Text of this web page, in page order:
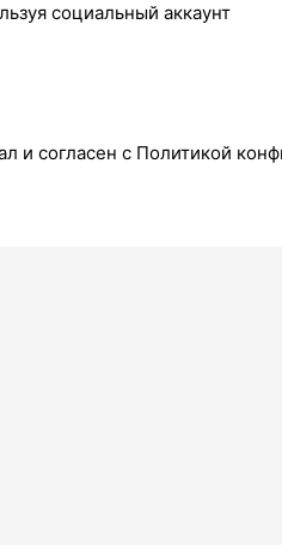
социальный аккаунт
и согласен с Политикой